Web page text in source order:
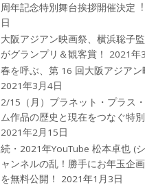
周年記念特別舞台挨拶開催決定
日
大阪アジアン映画祭、横浜聡子監
がグランプリ＆観客賞！
2021年
春を呼ぶ、第 16 回大阪アジアン
2021年3月4日
2/15（月）プラネット・プラス
ム作品の歴史と現在をつなぐ特
2021年2月15日
続・2021年YouTube 松本卓也 (
ャンネルの乱！勝手にお年玉企
を無料公開！
2021年1月3日